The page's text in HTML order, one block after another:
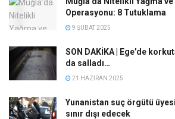
Operasyonu: 8 Tutuklama
9 ŞUBAT 2025
SON DAKİKA | Ege’de
da salladı…
21 HAZIRAN 2025
Yunanistan suç örgütü
sınır dışı edecek